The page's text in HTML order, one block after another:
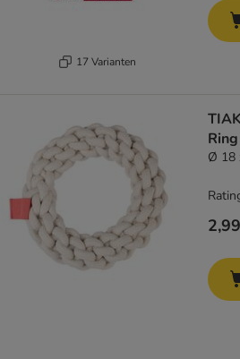
17 Varianten
Ring
Ø 18